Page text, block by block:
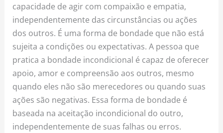
capacidade de agir com compaixão e empatia,
independentemente das circunstâncias ou ações
dos outros. É uma forma de bondade que não está
sujeita a condições ou expectativas. A pessoa que
pratica a bondade incondicional é capaz de oferecer
apoio, amor e compreensão aos outros, mesmo
quando eles não são merecedores ou quando suas
ações são negativas. Essa forma de bondade é
baseada na aceitação incondicional do outro,
independentemente de suas falhas ou erros.